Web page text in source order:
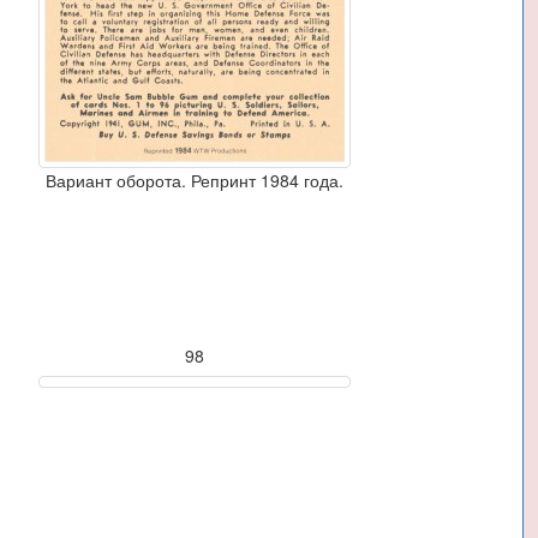
Вариант оборота. Репринт 1984 года.
98